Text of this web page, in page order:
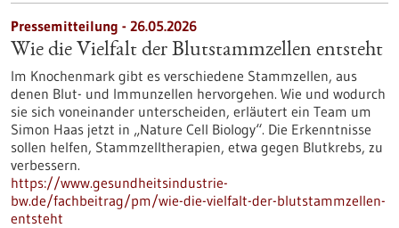
Pressemitteilung - 26.05.2026
Wie die Vielfalt der Blutstammzellen entsteht
Im Knochenmark gibt es verschiedene Stammzellen, aus
denen Blut- und Immunzellen hervorgehen. Wie und wodurch
sie sich voneinander unterscheiden, erläutert ein Team um
Simon Haas jetzt in ​„Nature Cell Biology“. Die Erkenntnisse
sollen helfen, Stammzelltherapien, etwa gegen Blutkrebs, zu
verbessern.
https://www.gesundheitsindustrie-
bw.de/fachbeitrag/pm/wie-die-vielfalt-der-blutstammzellen-
entsteht